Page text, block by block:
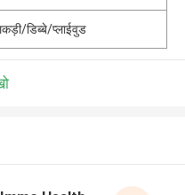
डिब्बे/प्लाईवुड